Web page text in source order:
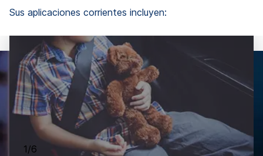
Sus aplicaciones corrientes incluyen:
1/6